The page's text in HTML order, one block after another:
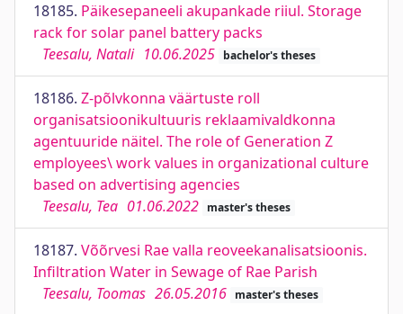
18185. Päikesepaneeli akupankade riiul. Storage
rack for solar panel battery packs
Teesalu, Natali 10.06.2025 bachelor's theses
18186. Z-põlvkonna väärtuste roll
organisatsioonikultuuris reklaamivaldkonna
agentuuride näitel. The role of Generation Z
employees\ work values in organizational culture
based on advertising agencies
Teesalu, Tea 01.06.2022 master's theses
18187. Võõrvesi Rae valla reoveekanalisatsioonis.
Infiltration Water in Sewage of Rae Parish
Teesalu, Toomas 26.05.2016 master's theses